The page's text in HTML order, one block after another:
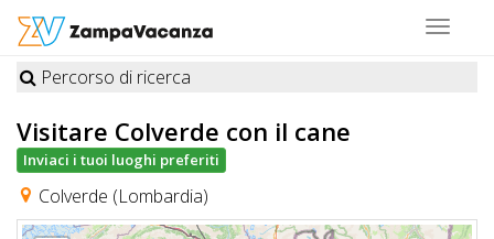
Toggle
STRUTTURE
A
DOG
Percorso di ricerca
Visitare Colverde con il cane
Inviaci i tuoi luoghi preferiti
Colverde (Lombardia)